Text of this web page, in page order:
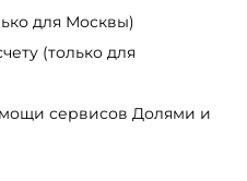
для Москвы)
(только для
сервисов Долями и